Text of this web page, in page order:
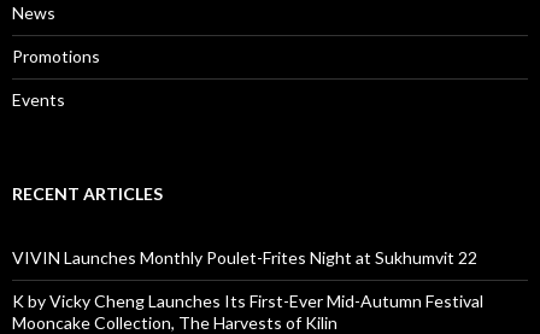
News
Promotions
Events
RECENT ARTICLES
VIVIN Launches Monthly Poulet-Frites Night at Sukhumvit 22
K by Vicky Cheng Launches Its First-Ever Mid-Autumn Festival
Mooncake Collection, The Harvests of Kilin